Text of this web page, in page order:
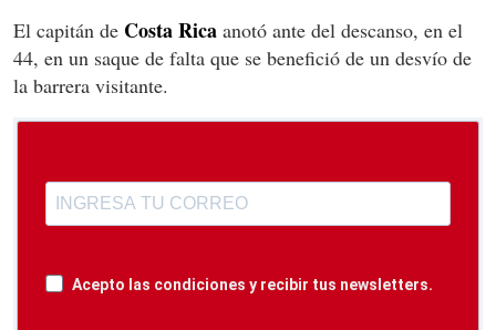
El capitán de Costa Rica anotó ante del descanso, en el
44, en un saque de falta que se benefició de un desvío de
la barrera visitante.
Acepto las condiciones y recibir tus newsletters.